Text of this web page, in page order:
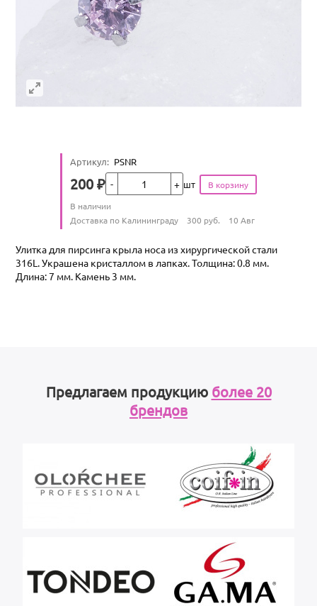
Артикул: PSNR
Цена
200 ₽ шт
Количество
В наличии
Условия доставки
Доставка по Калининграду 300 руб. 10 Авг
Улитка для пирсинга крыла носа из хирургической стали
316L. Украшена кристаллом в лапках. Толщина: 0.8 мм.
Длина: 7 мм. Камень 3 мм.
Предлагаем продукцию более 20
брендов